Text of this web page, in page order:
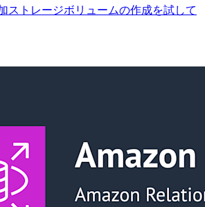
ストレージボリュームの作成を試して